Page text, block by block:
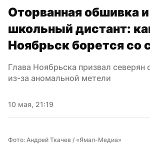
Оторванная обшивка и
школьный дистант:
Ноябрьск борется со
Глава Ноябрьска призвал северян
из-за аномальной метели
10 мая, 21:19
Фото: Андрей Ткачев / «Ямал-Медиа»